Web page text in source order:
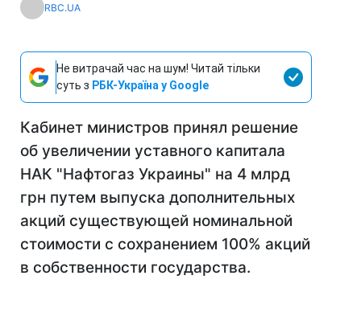
RBC.UA
Не витрачай час на шум! Читай тільки
суть з РБК-Україна у Google
Кабинет министров принял решение
об увеличении уставного капитала
НАК "Нафтогаз Украины" на 4 млрд
грн путем выпуска дополнительных
акций существующей номинальной
стоимости с сохранением 100% акций
в собственности государства.